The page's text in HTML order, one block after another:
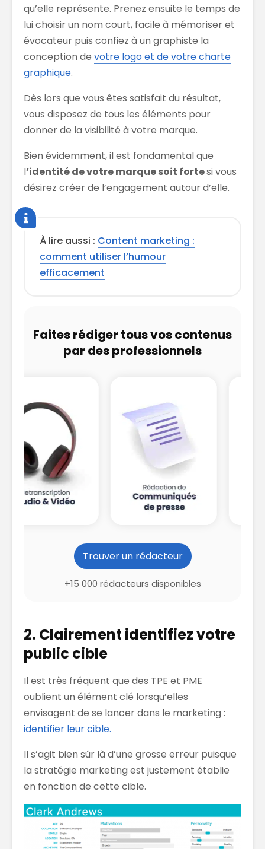
qu’elle représente. Prenez ensuite le temps de
lui choisir un nom court, facile à mémoriser et
évocateur puis confiez à un graphiste la
conception de votre logo et de votre charte
graphique.
Dès lors que vous êtes satisfait du résultat,
vous disposez de tous les éléments pour
donner de la visibilité à votre marque.
Bien évidemment, il est fondamental que
l’identité de votre marque soit fortesi vous
désirez créer de l’engagement autour d’elle.
À lire aussi : Content marketing :
comment utiliser l’humour
efficacement
Faites rédiger tous vos contenus
par des professionnels
Trouver un rédacteur
+15 000 rédacteurs disponibles
2. Clairement identifiez votre
public cible
Il est très fréquent que des TPE et PME
oublient un élément clé lorsqu’elles
envisagent de se lancer dans le marketing :
identifier leur cible.
Il s’agit bien sûr là d’une grosse erreur puisque
la stratégie marketing est justement établie
en fonction de cette cible.